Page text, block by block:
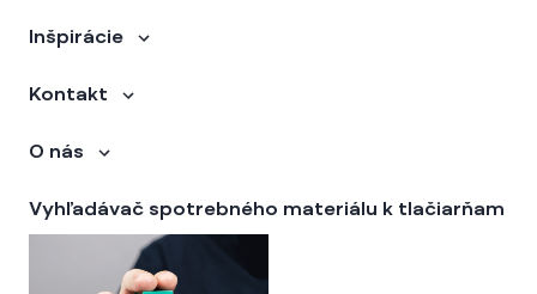
Inšpirácie
Kontakt
O nás
Vyhľadávač spotrebného materiálu k tlačiarňam